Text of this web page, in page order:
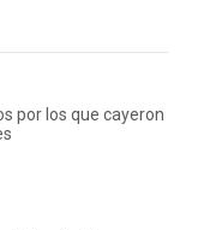
por los que cayeron